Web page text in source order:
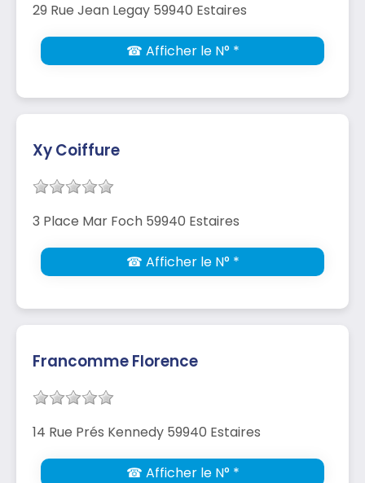
29 Rue Jean Legay 59940 Estaires
☎ Afficher le N° *
Xy Coiffure
3 Place Mar Foch 59940 Estaires
☎ Afficher le N° *
Francomme Florence
14 Rue Prés Kennedy 59940 Estaires
☎ Afficher le N° *